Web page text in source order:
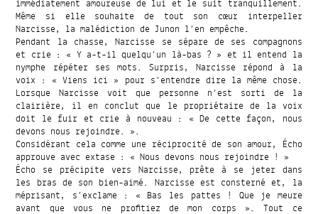
Même si elle souhaite de tout son cœur interpeller
Narcisse, la malédiction de Junon l’en empêche.
Pendant la chasse, Narcisse se sépare de ses compagnons
et crie : « Y a-t-il quelqu’un là-bas ? » et il entend la
nymphe répéter ses mots. Surpris, Narcisse répond à la
voix : « Viens ici » pour s’entendre dire la même chose.
Lorsque Narcisse voit que personne n’est sorti de la
clairière, il en conclut que le propriétaire de la voix
doit le fuir et crie à nouveau : « De cette façon, nous
devons nous rejoindre. ».
Considérant cela comme une réciprocité de son amour, Écho
approuve avec extase : « Nous devons nous rejoindre ! »
Écho se précipite vers Narcisse, prête à se jeter dans
les bras de son bien-aimé. Narcisse est consterné et, la
méprisant, s’exclame : « Bas les pattes ! Que je meure
avant que vous ne profitiez de mon corps ». Tout ce